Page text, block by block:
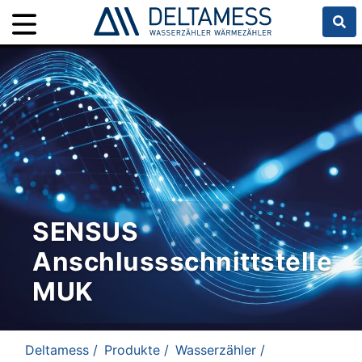
SENSUS
Anschlussschnittstelle
MUK
Deltamess / Produkte / Wasserzähler /